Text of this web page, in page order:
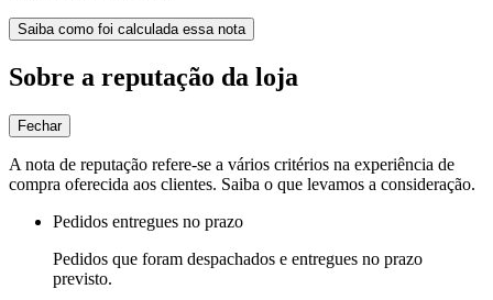
Saiba como foi calculada essa nota
Sobre a reputação da loja
Fechar
A nota de reputação refere-se a vários critérios na experiência de
compra oferecida aos clientes. Saiba o que levamos a consideração.
Pedidos entregues no prazo
Pedidos que foram despachados e entregues no prazo
previsto.